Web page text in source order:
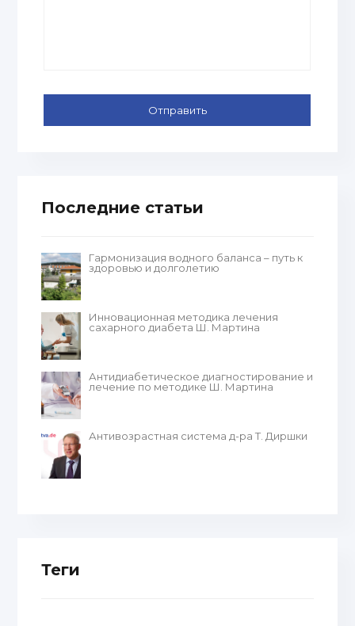
Последние статьи
Гармонизация водного баланса – путь к
здоровью и долголетию
Инновационная методика лечения
сахарного диабета Ш. Мартина
Антидиабетическое диагностирование и
лечение по методике Ш. Мартина
Антивозрастная система д-ра Т. Диршки
Теги